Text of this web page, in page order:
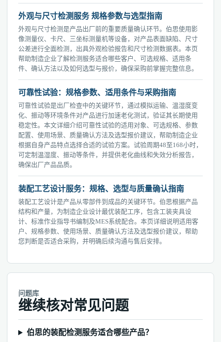
外观与尺寸检测服务 规格参数与选型指南
外观与尺寸检测是产品出厂前的重要质量确认环节。伯思使用影
像测量仪、卡尺、三坐标测量机等设备，对产品表面缺陷、尺寸
公差进行全面检测，出具外观检验报告和尺寸检测数据表。本页
帮助制造企业了解检测服务适合哪些客户、可选规格、适用条
件、确认方法以及如何选型与报价，确保采购前掌握完整信息。
可靠性试验：规格参数、适用条件与采购指南
可靠性试验是出厂检查中的关键环节，通过模拟运输、温湿度变
化、振动等环境条件对产品进行加速老化测试，验证其长期使用
稳定性。本文详细介绍可靠性试验的适用对象、可选规格、参数
配置、使用场景、质量确认方法及选型报价建议，帮助制造企业
根据自身产品特点选择合适的试验方案。试验周期48至168小时，
可定制温湿度、振动等条件，并提供老化曲线和失效分析报告，
确保出厂产品品质。
装配工艺设计服务：规格、选型与质量确认指南
装配工艺设计是产品从零部件到成品的关键环节。伯思根据产品
结构和产量，为制造企业设计最优装配工序，包含工装夹具设
计、标准作业指导书编制及MES系统配合。本页详细说明适用客
户、规格参数、使用场景、质量确认方法及选型报价建议，帮助
您判断是否适合采购，并明确后续沟通与售后安排。
问题库
继续核对常见问题
伯思的装配检测服务适合哪些产品？